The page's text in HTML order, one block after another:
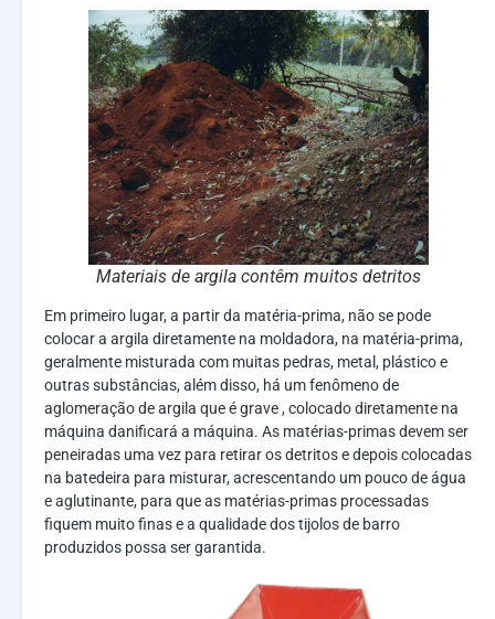
Materiais de argila contêm muitos detritos
Em primeiro lugar, a partir da matéria-prima, não se pode
colocar a argila diretamente na moldadora, na matéria-prima,
geralmente misturada com muitas pedras, metal, plástico e
outras substâncias, além disso, há um fenômeno de
aglomeração de argila que é grave , colocado diretamente na
máquina danificará a máquina. As matérias-primas devem ser
peneiradas uma vez para retirar os detritos e depois colocadas
na batedeira para misturar, acrescentando um pouco de água
e aglutinante, para que as matérias-primas processadas
fiquem muito finas e a qualidade dos tijolos de barro
produzidos possa ser garantida.